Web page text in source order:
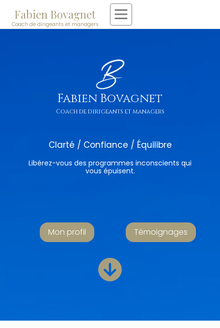
Fabien Bovagnet
Coach de dirigeants et managers
Fabien Bovagnet
Coach de dirigeants et managers
Clarté / Confiance / Équilibre
Libérez-vous des programmes inconscients qui
vous épuisent.
Mon profil Témoignages